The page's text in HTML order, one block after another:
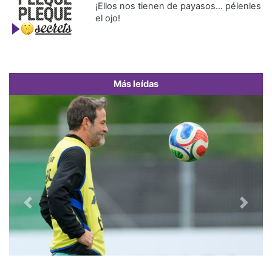
¡Ellos nos tienen de payasos… pélenles
el ojo!
Más leídas
Previous Next